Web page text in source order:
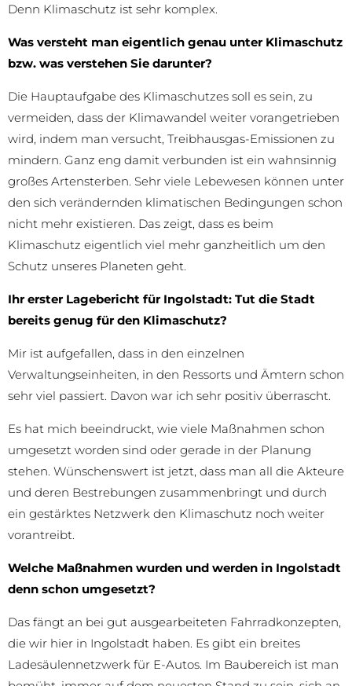
Denn Klimaschutz ist sehr komplex.
Was versteht man eigentlich genau unter Klimaschutz
bzw. was verstehen Sie darunter?
Die Hauptaufgabe des Klimaschutzes soll es sein, zu
vermeiden, dass der Klimawandel weiter vorangetrieben
wird, indem man versucht, Treibhausgas-Emissionen zu
mindern. Ganz eng damit verbunden ist ein wahnsinnig
großes Artensterben. Sehr viele Lebewesen können unter
den sich verändernden klimatischen Bedingungen schon
nicht mehr existieren. Das zeigt, dass es beim
Klimaschutz eigentlich viel mehr ganzheitlich um den
Schutz unseres Planeten geht.
Ihr erster Lagebericht für Ingolstadt: Tut die Stadt
bereits genug für den Klimaschutz?
Mir ist aufgefallen, dass in den einzelnen
Verwaltungseinheiten, in den Ressorts und Ämtern schon
sehr viel passiert. Davon war ich sehr positiv überrascht.
Es hat mich beeindruckt, wie viele Maßnahmen schon
umgesetzt worden sind oder gerade in der Planung
stehen. Wünschenswert ist jetzt, dass man all die Akteure
und deren Bestrebungen zusammenbringt und durch
ein gestärktes Netzwerk den Klimaschutz noch weiter
vorantreibt.
Welche Maßnahmen wurden und werden in Ingolstadt
denn schon umgesetzt?
Das fängt an bei gut ausgearbeiteten Fahrradkonzepten,
die wir hier in Ingolstadt haben. Es gibt ein breites
Ladesäulennetzwerk für E-Autos. Im Baubereich ist man